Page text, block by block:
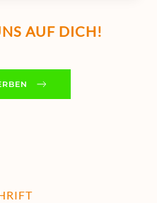
AUF DICH!